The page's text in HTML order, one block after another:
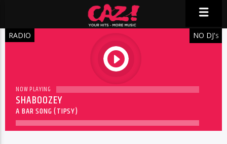
RADIO
play
NO DJ'S
NOW PLAYING
SHABOOZEY
A BAR SONG (TIPSY)